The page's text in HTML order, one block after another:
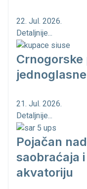
22. Jul. 2026.
Detaljnije...
jednoglasne
21. Jul. 2026.
Detaljnije...
Pojačan
saobraćaja
akvatoriju